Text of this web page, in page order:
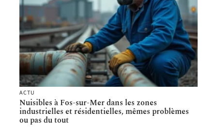
ACTU
Nuisibles à Fos-sur-Mer dans les zones
industrielles et résidentielles, mêmes problèmes
ou pas du tout